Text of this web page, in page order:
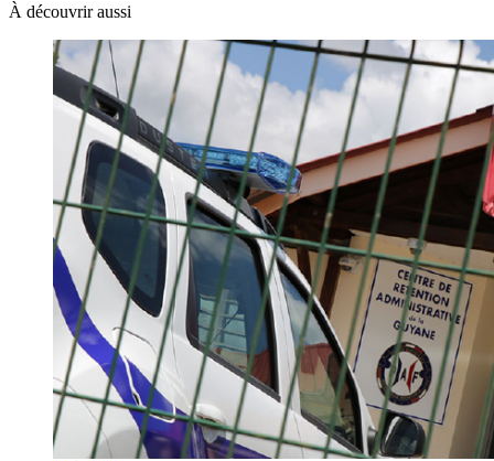
À découvrir aussi